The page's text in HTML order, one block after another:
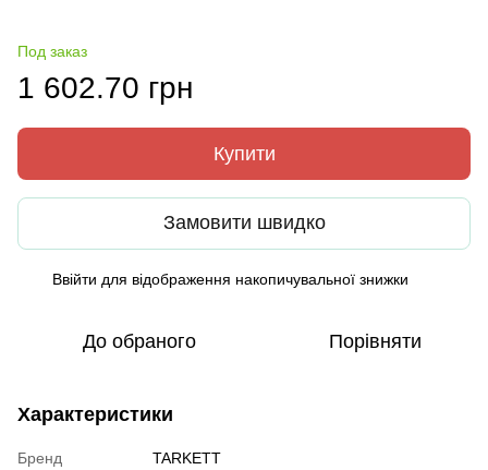
Под заказ
1 602.70 грн
Купити
Замовити швидко
Ввійти для відображення накопичувальної знижки
До обраного Порівняти
Характеристики
Бренд
TARKETT